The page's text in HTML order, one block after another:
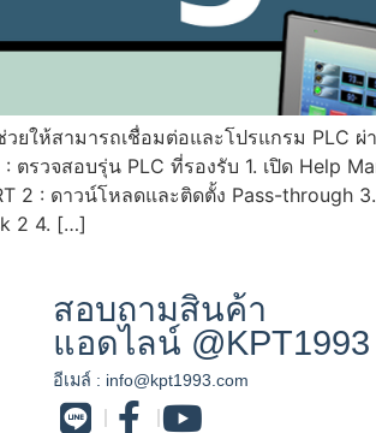
ยให้สามารถเชื่อมต่อและโปรแกรม PLC ผ่
รวจสอบรุ่น PLC ที่รองรับ 1. เปิด Help
2 : ดาวน์โหลดและติดตั้ง Pass-through
2 4. […]
สอบถามสินค้า
แอดไลน์ @KPT1993
อีเมล์ : info@kpt1993.com